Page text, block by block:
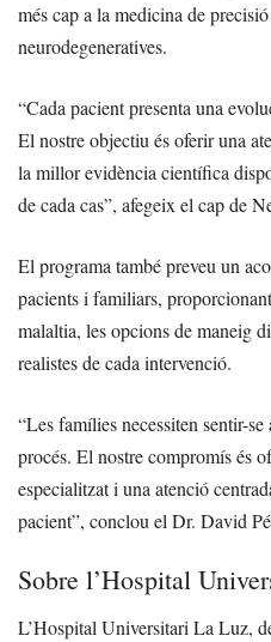
més cap a la medicina de
neurodegeneratives.
“Cada pacient presenta una
El nostre objectiu és oferir una
la millor evidència científica
de cada cas”, afegeix el cap de
El programa també preveu un
pacients i familiars,
malaltia, les opcions de maneig
realistes de cada intervenció.
“Les famílies necessiten sentir-
procés. El nostre compromís és
especialitzat i una atenció
pacient”, conclou el Dr. David
Sobre l’Hospital
L’Hospital Universitari La Luz,